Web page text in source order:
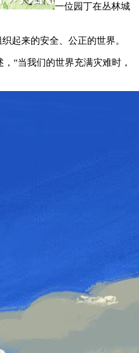
一位园丁在丛林城
起来的安全、公正的世界。
“当我们的世界充满灾难时，